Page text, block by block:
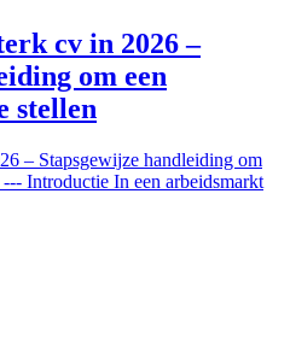
cv in 2026 –
om een
stellen
– Stapsgewijze handleiding om
Introductie In een arbeidsmarkt